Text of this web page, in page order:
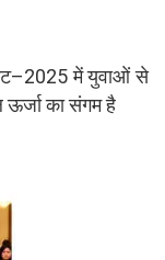
में युवाओं से
ऊर्जा का संगम है